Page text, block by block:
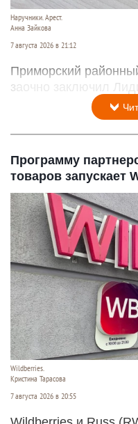
Наручники. Арест.
Анна Зайкова
7 августа 2026 в 21:12
Приморский
заочно заключил
Программу
товаров запускает
Wildberries.
Кристина Тарасова
7 августа 2026 в 20:55